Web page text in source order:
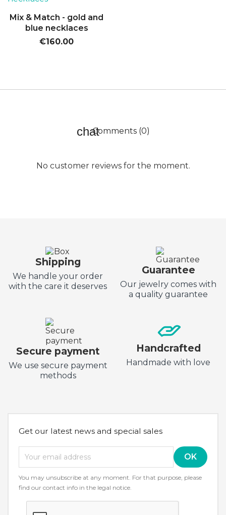
Mix & Match - gold and
blue necklaces
€160.00
Comments (0)
No customer reviews for the moment.
Shipping
We handle your order
with the care it deserves
Guarantee
Our jewelry comes with
a quality guarantee
Secure payment
We use secure payment
methods
Handcrafted
Handmade with love
Get our latest news and special sales
You may unsubscribe at any moment. For that purpose, please
find our contact info in the legal notice.